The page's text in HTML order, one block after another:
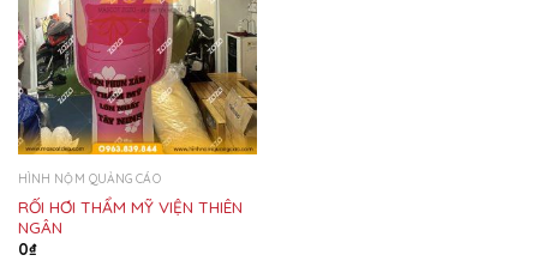
HÌNH NỘM QUẢNG CÁO
RỐI HƠI THẨM MỸ VIỆN THIÊN
NGÂN
0₫